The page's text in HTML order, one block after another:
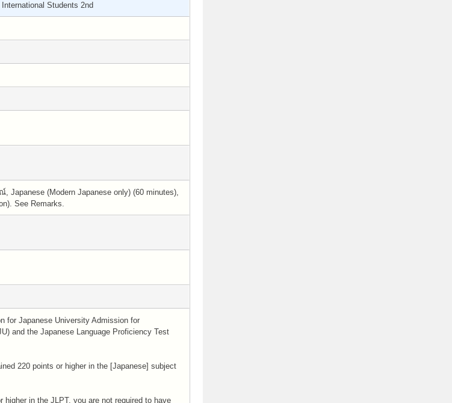
Students 2nd
Japanese (Modern Japanese only) (60 minutes),
See Remarks.
for Japanese University Admission for
and the Japanese Language Proficiency Test
220 points or higher in the [Japanese] subject
higher in the JLPT, you are not required to have